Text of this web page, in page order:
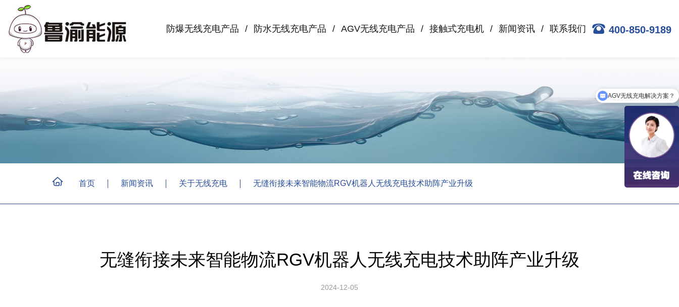
400-850-9189
防爆无线充电产品 防水无线充电产品 AGV无线充电产品 接触式充电机 新闻资讯 联系我们
首页 新闻资讯 关于无线充电 无缝衔接未来智能物流RGV机器人无线充电技术助阵产业升级
无缝衔接未来智能物流RGV机器人无线充电技术助阵产业升级
2024-12-05
AGV无线充电解决方案？